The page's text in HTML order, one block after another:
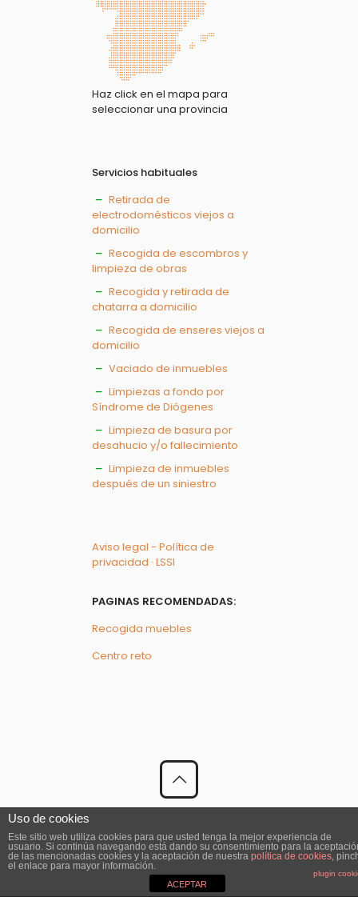
Haz click en el mapa para
seleccionar una provincia
Servicios habituales
Retirada de
electrodomésticos viejos a
domicilio
Recogida de escombros y
limpieza de obras
Recogida y retirada de
chatarra a domicilio
Recogida de enseres viejos a
domicilio
Vaciado de inmuebles
Limpiezas a fondo por
Síndrome de Diógenes
Limpieza de basura por
desahucio y/o fallecimiento
Limpieza de inmuebles
después de un siniestro
Aviso legal - Política de
privacidad · LSSI
PAGINAS RECOMENDADAS:
Recogida muebles
Centro reto
© 2023 El Recogedor | Todos los Derechos Reservados
Uso de cookies
Este sitio web utiliza cookies para que usted tenga la mejor experiencia de
usuario. Si continúa navegando está dando su consentimiento para la
de las mencionadas cookies y la aceptación de nuestra política de cookies,
el enlace para mayor información.
plugin
ACEPTAR